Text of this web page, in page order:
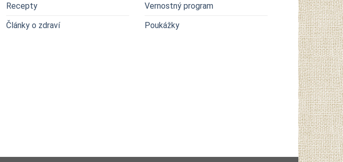
Recepty
Články o zdraví
Vernostný program
Poukážky